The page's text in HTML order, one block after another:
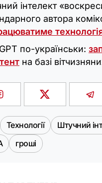
інтелект
автора
по-українськи:
на базі
Технології
Штучний
гроші